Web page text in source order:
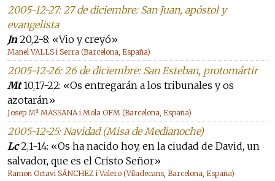
2005-12-27: 27 de diciembre: San Juan, apóstol y
evangelista
Jn20,2-8: «Vio y creyó»
Manel VALLS i Serra (Barcelona, España)
2005-12-26: 26 de diciembre: San Esteban, protomártir
Mt10,17-22: «Os entregarán a los tribunales y os
azotarán»
Josep Mª MASSANA i Mola OFM (Barcelona, España)
2005-12-25: Navidad (Misa de Medianoche)
Lc2,1-14: «Os ha nacido hoy, en la ciudad de David, un
salvador, que es el Cristo Señor»
Ramon Octavi SÁNCHEZ i Valero (Viladecans, Barcelona, España)